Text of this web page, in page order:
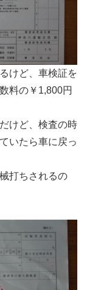
けど、車検証を
料の￥1,800円
けど、検査の時
いたら車に戻っ
打ちされるの